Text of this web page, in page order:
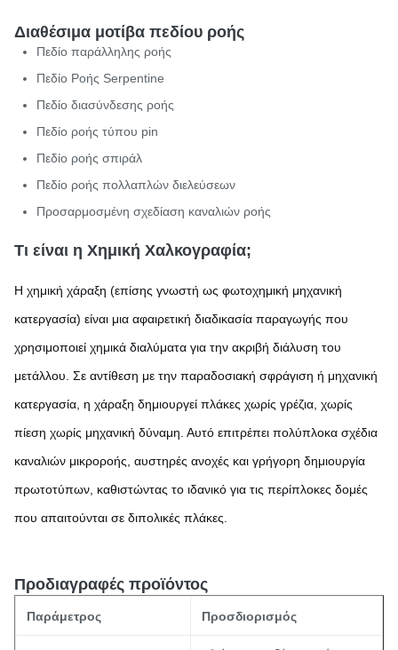
Διαθέσιμα μοτίβα πεδίου ροής
Πεδίο παράλληλης ροής
Πεδίο Ροής Serpentine
Πεδίο διασύνδεσης ροής
Πεδίο ροής τύπου pin
Πεδίο ροής σπιράλ
Πεδίο ροής πολλαπλών διελεύσεων
Προσαρμοσμένη σχεδίαση καναλιών ροής
Τι είναι η Χημική Χαλκογραφία;
Η χημική χάραξη (επίσης γνωστή ως φωτοχημική μηχανική
κατεργασία) είναι μια αφαιρετική διαδικασία παραγωγής που
χρησιμοποιεί χημικά διαλύματα για την ακριβή διάλυση του
μετάλλου. Σε αντίθεση με την παραδοσιακή σφράγιση ή μηχανική
κατεργασία, η χάραξη δημιουργεί πλάκες χωρίς γρέζια, χωρίς
πίεση χωρίς μηχανική δύναμη. Αυτό επιτρέπει πολύπλοκα σχέδια
καναλιών μικροροής, αυστηρές ανοχές και γρήγορη δημιουργία
πρωτοτύπων, καθιστώντας το ιδανικό για τις περίπλοκες δομές
που απαιτούνται σε διπολικές πλάκες.
Προδιαγραφές προϊόντος
Παράμετρος Προσδιορισμός